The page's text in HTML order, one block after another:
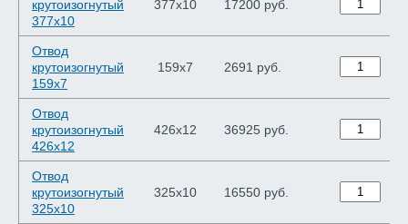
крутоизогнутый
377х10
377х10 17200 руб.
Отвод
крутоизогнутый
159х7
159х7 2691 руб.
Отвод
крутоизогнутый
426х12
426х12 36925 руб.
Отвод
крутоизогнутый
325х10
325х10 16550 руб.